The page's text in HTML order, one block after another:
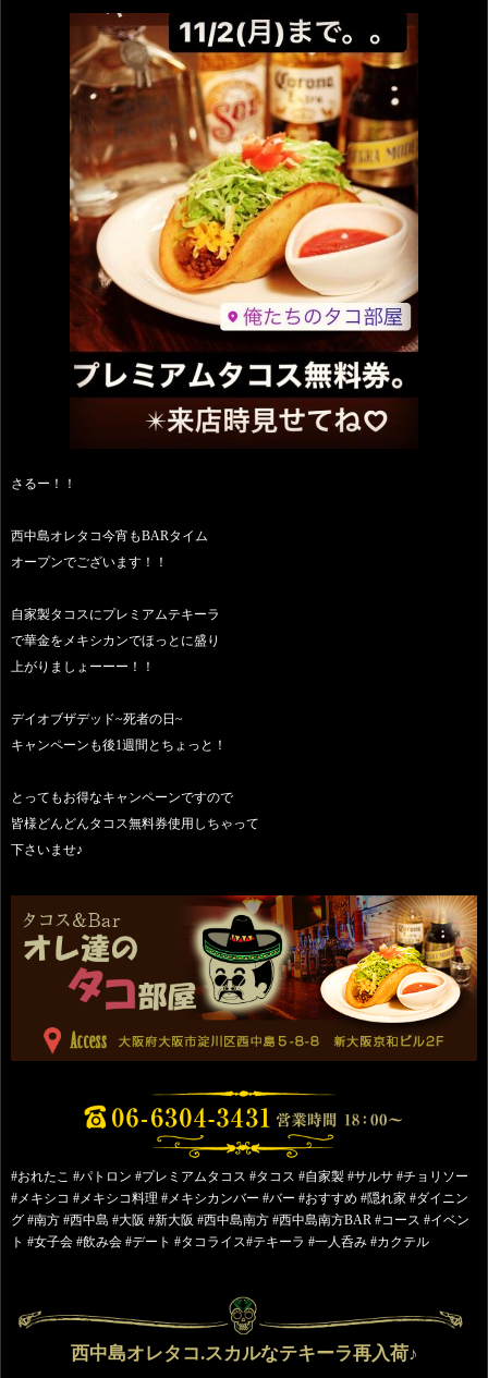
さるー！！
西中島オレタコ今宵もBARタイム
オープンでございます！！
自家製タコスにプレミアムテキーラ
で華金をメキシカンでほっとに盛り
上がりましょーーー！！
デイオブザデッド~死者の日~
キャンペーンも後1週間とちょっと！
とってもお得なキャンペーンですので
皆様どんどんタコス無料券使用しちゃって
下さいませ♪
#おれたこ #パトロン #プレミアムタコス #タコス #自家製 #サルサ #チョリソー
#メキシコ #メキシコ料理 #メキシカンバー #バー #おすすめ #隠れ家 #ダイニン
グ #南方 #西中島 #大阪 #新大阪 #西中島南方 #西中島南方BAR #コース #イベン
ト #女子会 #飲み会 #デート #タコライス#テキーラ #一人呑み #カクテル
西中島オレタコ.スカルなテキーラ再入荷♪